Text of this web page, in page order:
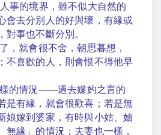
人事的境界，雖不似大自然的
會去分別人的好與壞，有緣或
對事也不斷分別。
就會很不舍，朝思暮想，
不喜歡的人，則會恨不得他早
的情況——過去媒妁之言的
是有緣，就會很歡喜；若是無
娘嫁到婆家，有時與小姑、妯
無緣」的情況；夫妻也一樣，